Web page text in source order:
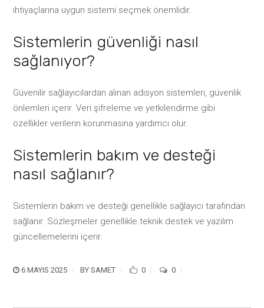
ihtiyaçlarına uygun sistemi seçmek önemlidir.
Sistemlerin güvenliği nasıl
sağlanıyor?
Güvenilir sağlayıcılardan alınan adisyon sistemleri, güvenlik
önlemleri içerir. Veri şifreleme ve yetkilendirme gibi
özellikler verilerin korunmasına yardımcı olur.
Sistemlerin bakım ve desteği
nasıl sağlanır?
Sistemlerin bakım ve desteği genellikle sağlayıcı tarafından
sağlanır. Sözleşmeler genellikle teknik destek ve yazılım
güncellemelerini içerir.
6 MAYIS 2025 BYSAMET 0 0